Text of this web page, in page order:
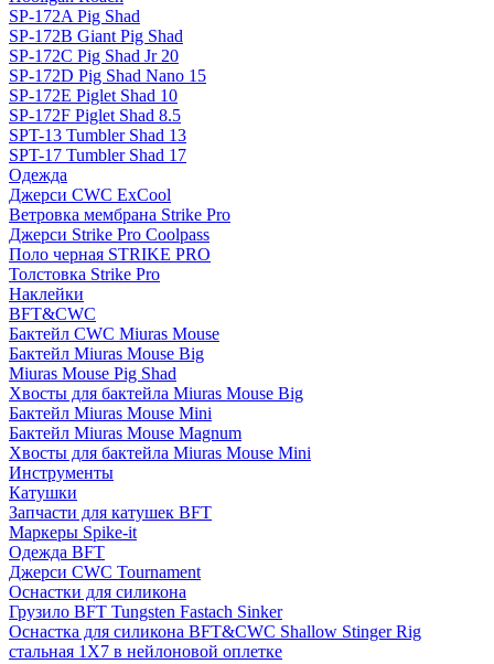
SP-172A Pig Shad
SP-172B Giant Pig Shad
SP-172C Pig Shad Jr 20
SP-172D Pig Shad Nano 15
SP-172E Piglet Shad 10
SP-172F Piglet Shad 8.5
SPT-13 Tumbler Shad 13
SPT-17 Tumbler Shad 17
Одежда
Джерси CWC ExCool
Ветровка мембрана Strike Pro
Джерси Strike Pro Coolpass
Поло черная STRIKE PRO
Толстовка Strike Pro
Наклейки
BFT&CWC
Бактейл CWC Miuras Mouse
Бактейл Miuras Mouse Big
Miuras Mouse Pig Shad
Хвосты для бактейла Miuras Mouse Big
Бактейл Miuras Mouse Mini
Бактейл Miuras Mouse Magnum
Хвосты для бактейла Miuras Mouse Mini
Инструменты
Катушки
Запчасти для катушек BFT
Маркеры Spike-it
Одежда BFT
Джерси CWC Tournament
Оснастки для силикона
Грузило BFT Tungsten Fastach Sinker
Оснастка для силикона BFT&CWC Shallow Stinger Rig
стальная 1X7 в нейлоновой оплетке